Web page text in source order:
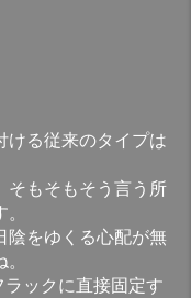
ける従来のタイプは
そもそもそう言う所
陰をゆくる心配が無
ックに直接固定す